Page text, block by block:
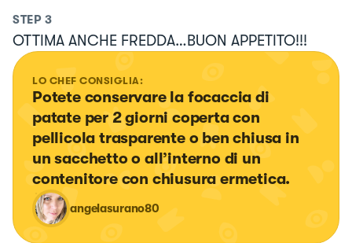
STEP 3
OTTIMA ANCHE FREDDA…BUON APPETITO!!!
LO CHEF CONSIGLIA:
Potete conservare la focaccia di
patate per 2 giorni coperta con
pellicola trasparente o ben chiusa in
un sacchetto o all’interno di un
contenitore con chiusura ermetica.
angelasurano80